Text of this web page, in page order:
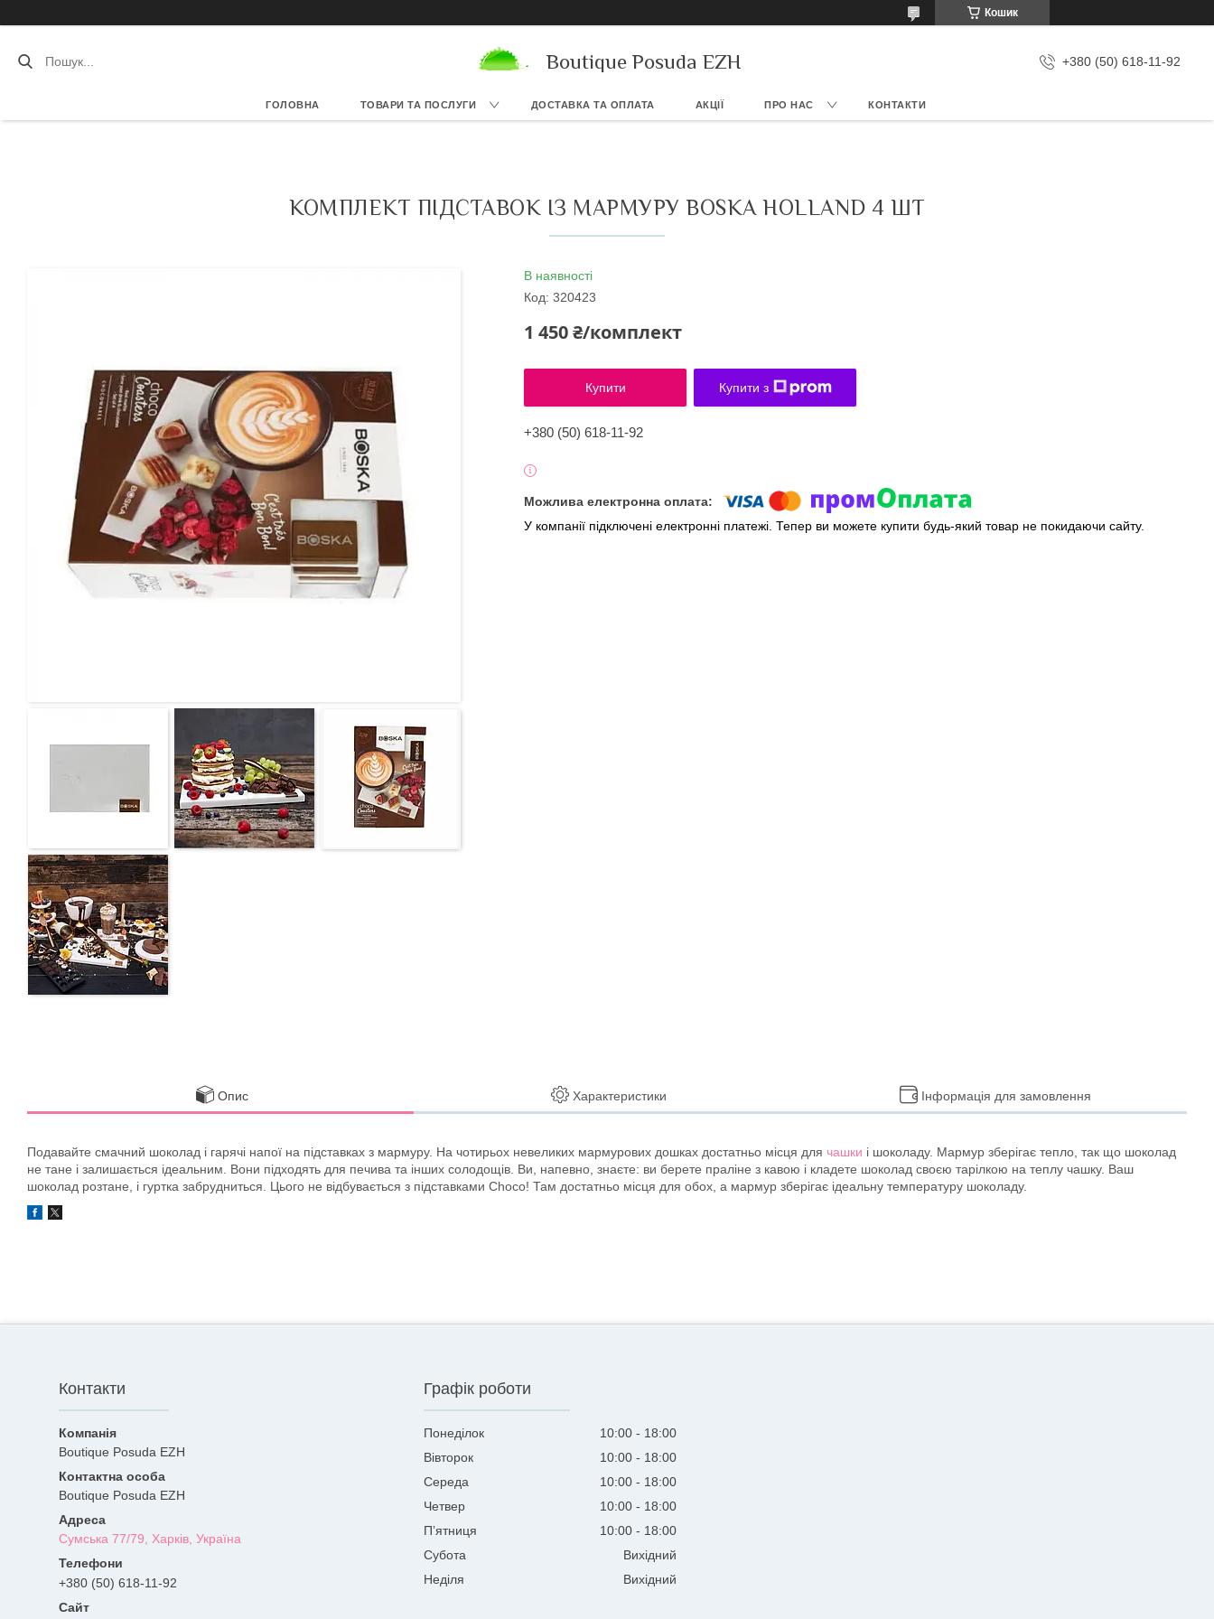
Кошик
Boutique Posuda EZH +380 (50) 618-11-92
ГОЛОВНА ТОВАРИ ТА ПОСЛУГИ ДОСТАВКА ТА ОПЛАТА АКЦІЇ ПРО НАС КОНТАКТИ
КОМПЛЕКТ ПІДСТАВОК ІЗ МАРМУРУ BOSKA HOLLAND 4 ШТ
В наявності
Код: 320423
1 450 ₴/комплект
Купити Купити з
+380 (50) 618-11-92
У компанії підключені електронні платежі. Тепер ви можете купити будь-який товар не покидаючи сайту.
Опис Характеристики Інформація для замовлення
Подавайте смачний шоколад і гарячі напої на підставках з мармуру. На чотирьох невеликих мармурових дошках достатньо місця для чашки і шоколаду. Мармур зберігає тепло, так що шоколад
не тане і залишається ідеальним. Вони підходять для печива та інших солодощів. Ви, напевно, знаєте: ви берете праліне з кавою і кладете шоколад своєю тарілкою на теплу чашку. Ваш
шоколад розтане, і гуртка забрудниться. Цього не відбувається з підставками Choco! Там достатньо місця для обох, а мармур зберігає ідеальну температуру шоколаду.
Контакти
Boutique Posuda EZH
Boutique Posuda EZH
Сумська 77/79, Харків, Україна
+380 (50) 618-11-92
Графік роботи
Понеділок 10:00
18:00
Вівторок
10:00
18:00
Середа
10:00
18:00
Четвер
10:00
18:00
Пʼятниця
10:00
18:00
Субота
Вихідний
Неділя
Вихідний